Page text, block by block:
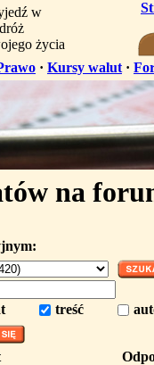
w
życia
· Kursy walut ·
na
treść